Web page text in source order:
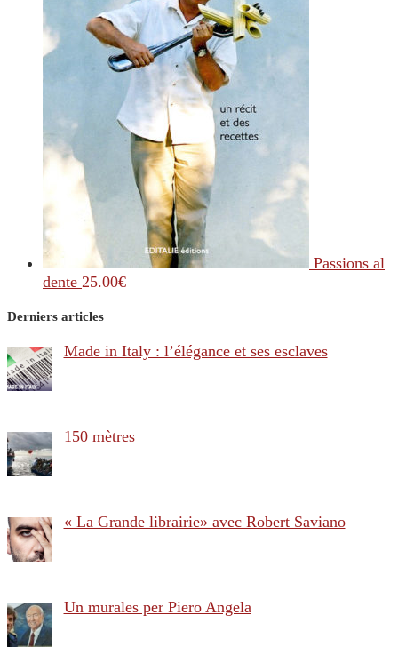
Passions al
dente 25.00€
Derniers articles
Made in Italy : l’élégance et ses esclaves
150 mètres
« La Grande librairie» avec Robert Saviano
Un murales per Piero Angela